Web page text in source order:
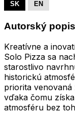
SK EN
Autorský popis
Kreatívne a
Solo Pizza sa
starostlivo
historickú
priorita venovaná
vďaka čomu
atmosféru bez